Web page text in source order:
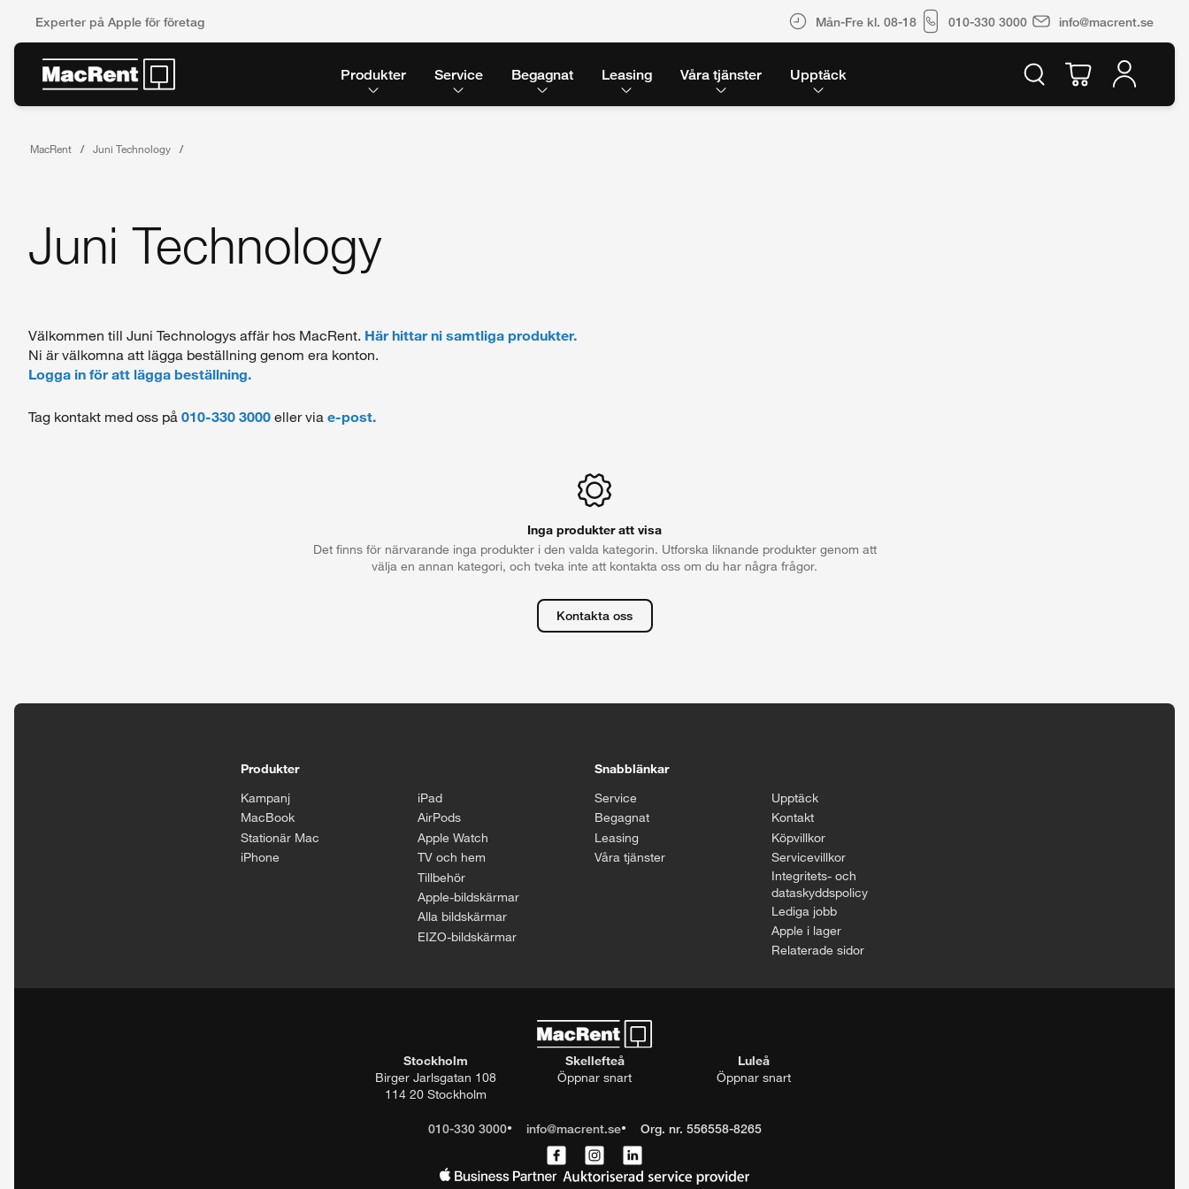
Experter på Apple för företag Mån-Fre kl. 08-18 010-330 3000 info@macrent.se
Produkter Service Begagnat Leasing Våra tjänster Upptäck
MacRent Juni Technology
Juni Technology
Välkommen till Juni Technologys affär hos MacRent. Här hittar ni samtliga produkter.
Ni är välkomna att lägga beställning genom era konton.
Logga in för att lägga beställning.
Tag kontakt med oss på 010-330 3000 eller via e-post.
Inga produkter att visa
Det finns för närvarande inga produkter i den valda kategorin. Utforska liknande produkter genom att
välja en annan kategori, och tveka inte att kontakta oss om du har några frågor.
Kontakta oss
Produkter
Kampanj
MacBook
Stationär Mac
iPhone
iPad
AirPods
Apple Watch
TV och hem
Tillbehör
Apple-bildskärmar
Alla bildskärmar
EIZO-bildskärmar
Snabblänkar
Service
Begagnat
Leasing
Våra tjänster
Upptäck
Kontakt
Köpvillkor
Servicevillkor
Integritets- och
dataskyddspolicy
Lediga jobb
Apple i lager
Relaterade sidor
Stockholm
Birger Jarlsgatan 108
114 20 Stockholm
Skellefteå
Öppnar snart
Luleå
Öppnar snart
010-330 3000 info@macrent.se Org. nr. 556558-8265